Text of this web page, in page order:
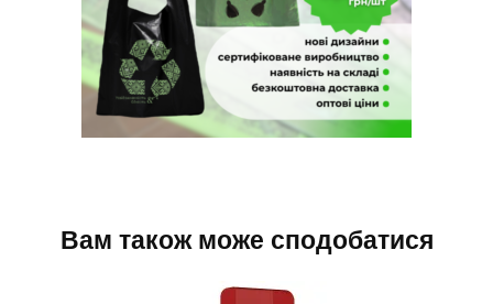
Вам також може сподобатися